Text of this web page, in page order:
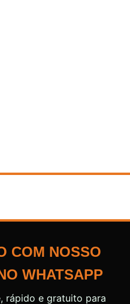
COM NOSSO
WHATSAPP
rápido e gratuito para